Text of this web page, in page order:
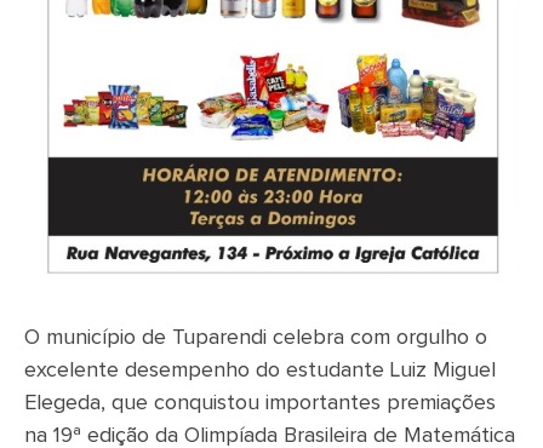
O município de Tuparendi celebra com orgulho o
excelente desempenho do estudante Luiz Miguel
Elegeda, que conquistou importantes premiações
na 19ª edição da Olimpíada Brasileira de Matemática